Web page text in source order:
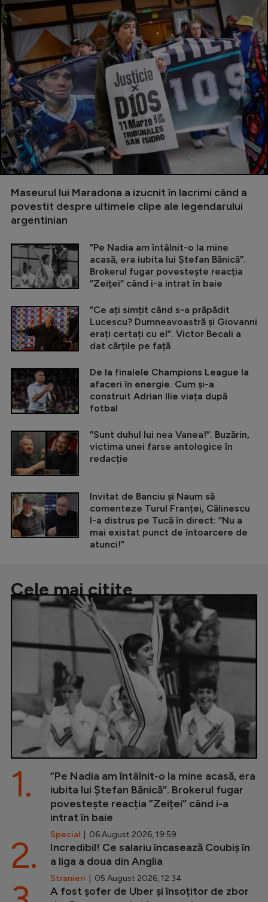
Maseurul lui Maradona a izucnit în lacrimi când a
povestit despre ultimele clipe ale legendarului
argentinian
”Pe Nadia am întâlnit-o la mine
acasă, era iubita lui Ștefan Bănică”.
Brokerul fugar povestește reacția
”Zeiței” când i-a intrat în baie
”Ce ați simțit când s-a prăpădit
Lucescu? Dumneavoastră și Giovanni
erați certați cu el”. Victor Becali a
dat cărțile pe față
De la finalele Champions League la
afaceri în energie. Cum și-a
construit Adrian Ilie viața după
fotbal
”Sunt duhul lui nea Vanea!”. Buzărin,
victima unei farse antologice în
redacție
Invitat de Banciu și Naum să
comenteze Turul Franței, Călinescu
l-a distrus pe Tucă în direct: ”Nu a
mai existat punct de întoarcere de
atunci!”
Cele mai citite
”Pe Nadia am întâlnit-o la mine acasă, era
iubita lui Ștefan Bănică”. Brokerul fugar
povestește reacția ”Zeiței” când i-a
intrat în baie
Special | 06 August 2026, 19:59
1.
Incredibil! Ce salariu încasează Coubiș în
a liga a doua din Anglia
Stranieri | 05 August 2026, 12:34
2.
A fost șofer de Uber și însoțitor de zbor